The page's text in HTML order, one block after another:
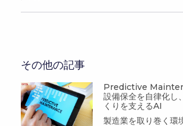
その他の記事
Predictive
設備保全を自律化し
くりを支えるAI
製造業を取り巻く環